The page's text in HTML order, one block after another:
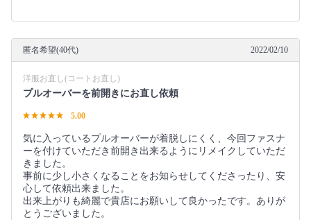
匿名希望(40代) 2022/02/10
洋服お直し(コートお直し)
プルオーバーを前開きにお直し依頼
5.00
気に入っているプルオーバーが着脱しにくく、今回ファスナ
ーを付けていただき前開き出来るようにリメイクしていただ
きました。
事前に少し小さくなることをお知らせしてくださったり、安
心して依頼出来ました。
出来上がりも綺麗で貴店にお願いして良かったです。ありが
とうございました。